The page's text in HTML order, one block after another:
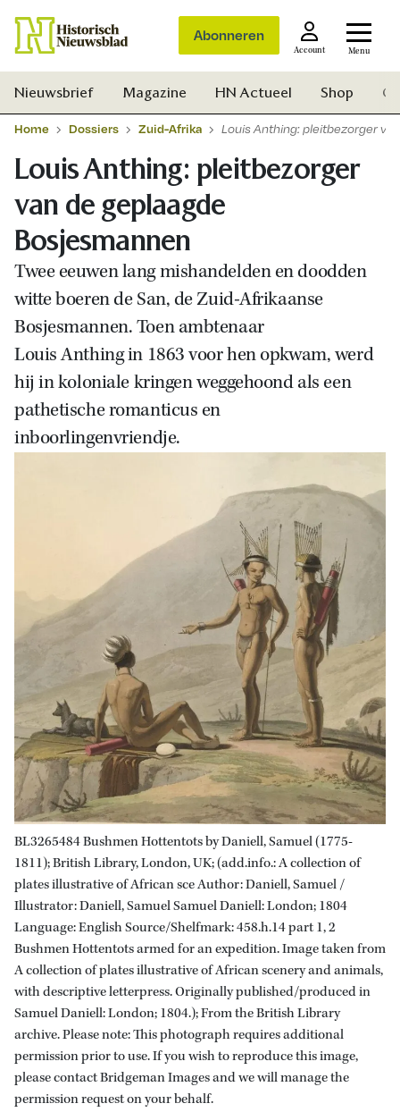
Abonneren
Account Menu
Zoek
Nieuwsbrief Magazine HN Actueel Shop
Home Dossiers Zuid-Afrika Louis Anthing: pleitbezorger
Louis Anthing: pleitbezorger
van de geplaagde
Bosjesmannen
Twee eeuwen lang mishandelden en doodden
witte boeren de San, de Zuid-Afrikaanse
Bosjesmannen. Toen ambtenaar
Louis Anthing in 1863 voor hen opkwam, werd
hij in koloniale kringen weggehoond als een
pathetische romanticus en
inboorlingenvriendje.
BL3265484 Bushmen Hottentots by Daniell, Samuel (1775-
1811); British Library, London, UK; (add.info.: A collection of
plates illustrative of African sce Author: Daniell, Samuel /
Illustrator: Daniell, Samuel Samuel Daniell: London; 1804
Language: English Source/Shelfmark: 458.h.14 part 1, 2
Bushmen Hottentots armed for an expedition. Image taken from
A collection of plates illustrative of African scenery and animals,
with descriptive letterpress. Originally published/produced in
Samuel Daniell: London; 1804.); From the British Library
archive. Please note: This photograph requires additional
permission prior to use. If you wish to reproduce this image,
please contact Bridgeman Images and we will manage the
permission request on your behalf.